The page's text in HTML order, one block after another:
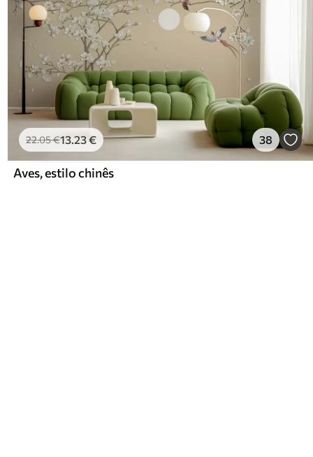
22.05€13.23€ 38
Aves, estilo chinês